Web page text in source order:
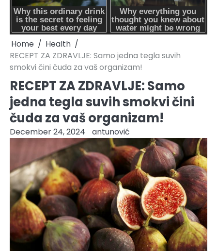
Home
Health
RECEPT ZA ZDRAVLJE: Samo jedna tegla suvih
smokvi čini čuda za vaš organizam!
RECEPT ZA ZDRAVLJE: Samo
jedna tegla suvih smokvi čini
čuda za vaš organizam!
December 24, 2024 antunović